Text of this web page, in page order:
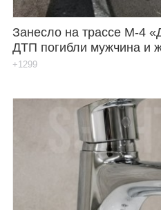
Занесло на трассе М-4
ДТП погибли мужчина и
+1299